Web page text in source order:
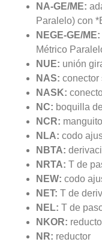
NA-GE/ME:
Paralelo) con
NEGE-GE/ME:
Métrico
NUE: unión
NAS: conector
NASK:
NC: boquilla
NCR:
NLA: codo
NBTA:
NRTA: T de
NEW: codo
NET: T de
NEL: T de
NKOR:
NR: reductor